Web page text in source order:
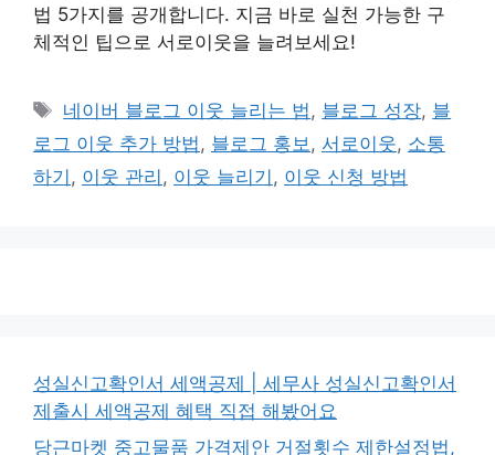
법 5가지를 공개합니다. 지금 바로 실천 가능한 구
체적인 팁으로 서로이웃을 늘려보세요!
태
그
네이버 블로그 이웃 늘리는 법 , 블로그 성장, 블
로그 이웃 추가 방법 , 블로그 홍보 , 서로이웃, 소통
하기 , 이웃 관리 , 이웃 늘리기 , 이웃 신청 방법
성실신고확인서 세액공제 | 세무사 성실신고확인서
제출시 세액공제 혜택 직접 해봤어요
당근마켓 중고물품 가격제안 거절횟수 제한설정법,